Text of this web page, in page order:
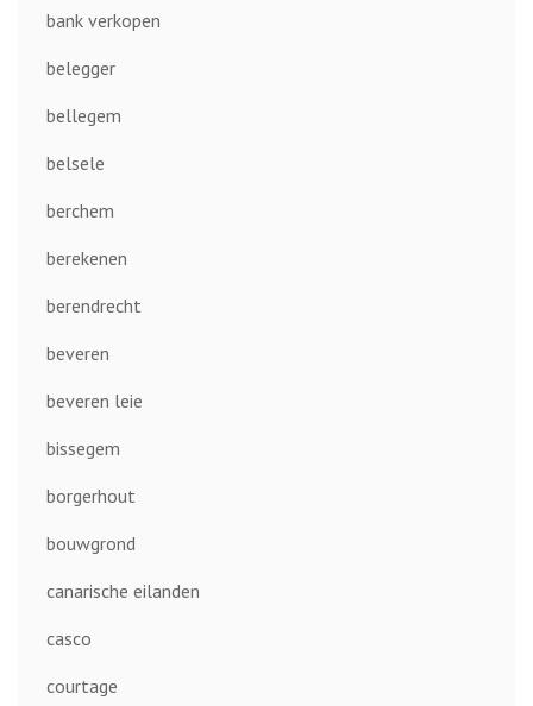
bank verkopen
belegger
bellegem
belsele
berchem
berekenen
berendrecht
beveren
beveren leie
bissegem
borgerhout
bouwgrond
canarische eilanden
casco
courtage